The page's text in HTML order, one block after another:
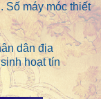
Số máy móc thiết
dân địa
hoạt tín